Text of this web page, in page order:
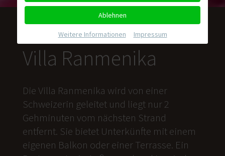
Villa Ranmenika
Die Villa Ranmenika wird von einer
Schweizerin geleitet und liegt nur 2
Gehminuten vom nächsten Strand
entfernt. Sie bietet Unterkünfte mit einem
eigenen Balkon oder einer Terrasse. Ein
Ablehnen
Weitere Informationen Impressum